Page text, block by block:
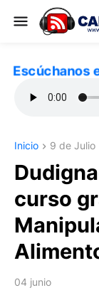
Escúchanos
Inicio 9 de Julio
curso
04 junio